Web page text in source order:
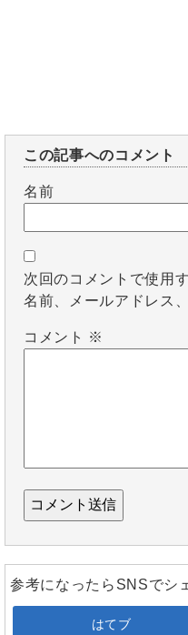
この記事へのコメント
名前
次回のコメントで使用
名前、メールアドレス
コメント ※
参考になったらSNSでシ
はてブ